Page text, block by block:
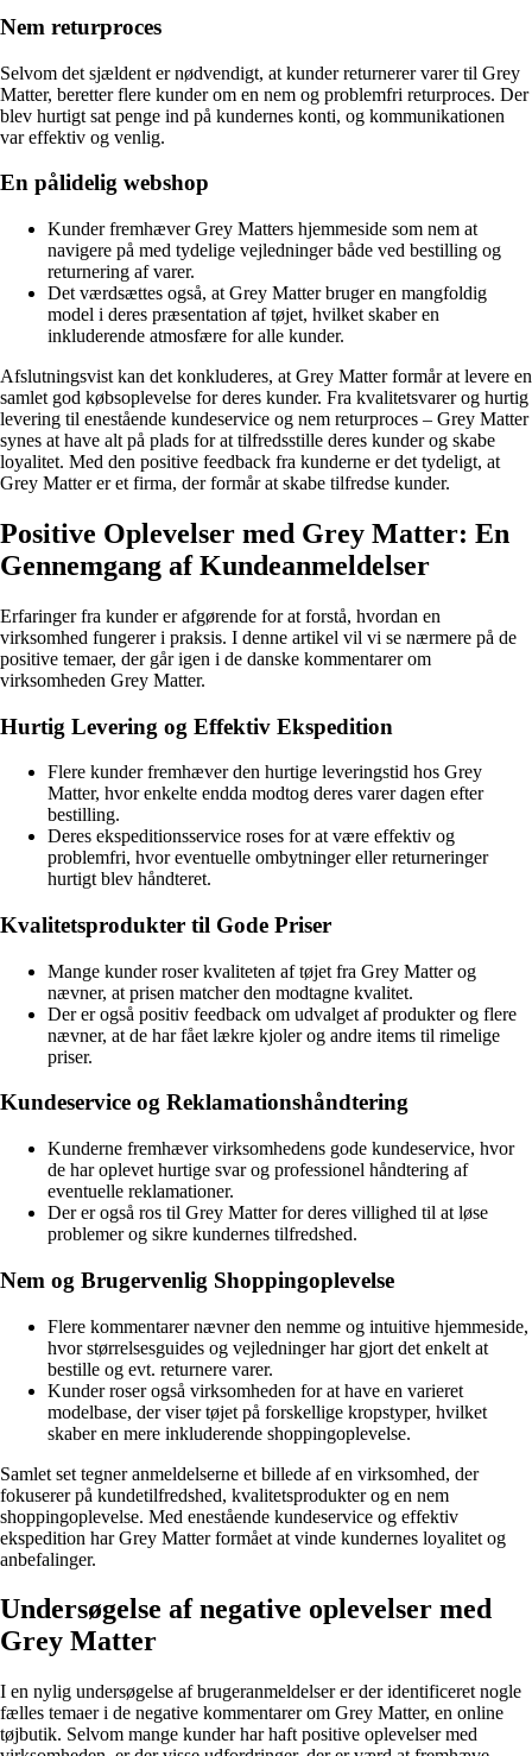
Nem returproces
Selvom det sjældent er nødvendigt, at kunder returnerer varer til Grey
Matter, beretter flere kunder om en nem og problemfri returproces. Der
blev hurtigt sat penge ind på kundernes konti, og kommunikationen
var effektiv og venlig.
En pålidelig webshop
Kunder fremhæver Grey Matters hjemmeside som nem at
navigere på med tydelige vejledninger både ved bestilling og
returnering af varer.
Det værdsættes også, at Grey Matter bruger en mangfoldig
model i deres præsentation af tøjet, hvilket skaber en
inkluderende atmosfære for alle kunder.
Afslutningsvist kan det konkluderes, at Grey Matter formår at levere en
samlet god købsoplevelse for deres kunder. Fra kvalitetsvarer og hurtig
levering til enestående kundeservice og nem returproces – Grey Matter
synes at have alt på plads for at tilfredsstille deres kunder og skabe
loyalitet. Med den positive feedback fra kunderne er det tydeligt, at
Grey Matter er et firma, der formår at skabe tilfredse kunder.
Positive Oplevelser med Grey Matter: En
Gennemgang af Kundeanmeldelser
Erfaringer fra kunder er afgørende for at forstå, hvordan en
virksomhed fungerer i praksis. I denne artikel vil vi se nærmere på de
positive temaer, der går igen i de danske kommentarer om
virksomheden Grey Matter.
Hurtig Levering og Effektiv Ekspedition
Flere kunder fremhæver den hurtige leveringstid hos Grey
Matter, hvor enkelte endda modtog deres varer dagen efter
bestilling.
Deres ekspeditionsservice roses for at være effektiv og
problemfri, hvor eventuelle ombytninger eller returneringer
hurtigt blev håndteret.
Kvalitetsprodukter til Gode Priser
Mange kunder roser kvaliteten af tøjet fra Grey Matter og
nævner, at prisen matcher den modtagne kvalitet.
Der er også positiv feedback om udvalget af produkter og flere
nævner, at de har fået lækre kjoler og andre items til rimelige
priser.
Kundeservice og Reklamationshåndtering
Kunderne fremhæver virksomhedens gode kundeservice, hvor
de har oplevet hurtige svar og professionel håndtering af
eventuelle reklamationer.
Der er også ros til Grey Matter for deres villighed til at løse
problemer og sikre kundernes tilfredshed.
Nem og Brugervenlig Shoppingoplevelse
Flere kommentarer nævner den nemme og intuitive hjemmeside,
hvor størrelsesguides og vejledninger har gjort det enkelt at
bestille og evt. returnere varer.
Kunder roser også virksomheden for at have en varieret
modelbase, der viser tøjet på forskellige kropstyper, hvilket
skaber en mere inkluderende shoppingoplevelse.
Samlet set tegner anmeldelserne et billede af en virksomhed, der
fokuserer på kundetilfredshed, kvalitetsprodukter og en nem
shoppingoplevelse. Med enestående kundeservice og effektiv
ekspedition har Grey Matter formået at vinde kundernes loyalitet og
anbefalinger.
Undersøgelse af negative oplevelser med
Grey Matter
I en nylig undersøgelse af brugeranmeldelser er der identificeret nogle
fælles temaer i de negative kommentarer om Grey Matter, en online
tøjbutik. Selvom mange kunder har haft positive oplevelser med